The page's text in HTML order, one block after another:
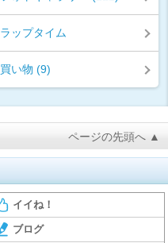
ラップタイム
買い物 (9)
ページの先頭へ ▲
イイね！
ブログ